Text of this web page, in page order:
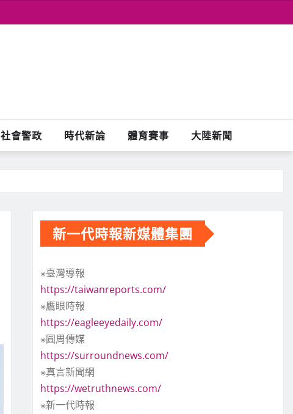
社會警政 時代新論 體育賽事 大陸新聞
新一代時報新媒體集團
※臺灣導報
https://taiwanreports.com/
※鷹眼時報
https://eagleeyedaily.com/
※圓周傳媒
https://surroundnews.com/
※真言新聞網
https://wetruthnews.com/
※新一代時報